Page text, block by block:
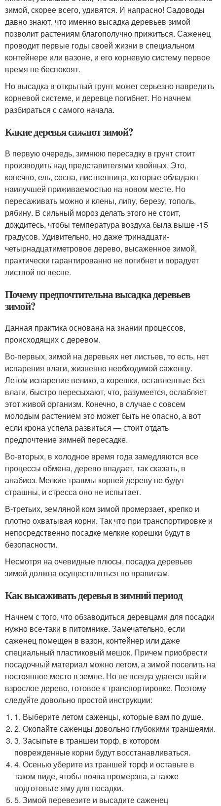
зимой, скорее всего, удивятся. И напрасно! Садоводы
давно знают, что именно высадка деревьев зимой
позволит растениям благополучно прижиться. Саженец
проводит первые годы своей жизни в специальном
контейнере или вазоне, и его корневую систему первое
время не беспокоят.
Но высадка в открытый грунт может серьезно навредить
корневой системе, и деревце погибнет. Но начнем
разбираться с самого начала.
Какие деревья сажают зимой?
В первую очередь, зимнюю пересадку в грунт стоит
производить над представителями хвойных. Это,
конечно, ель, сосна, лиственница, которые обладают
наилучшей приживаемостью на новом месте. Но
пересаживать можно и клены, липу, березу, тополь,
рябину. В сильный мороз делать этого не стоит,
дождитесь, чтобы температура воздуха была выше -15
градусов. Удивительно, но даже тринадцати-
четырнадцатиметровое дерево, высаженное зимой,
практически гарантированно не погибнет и порадует
листвой по весне.
Почему предпочтительна высадка деревьев
зимой?
Данная практика основана на знании процессов,
происходящих с деревом.
Во-первых, зимой на деревьях нет листьев, то есть, нет
испарения влаги, жизненно необходимой саженцу.
Летом испарение велико, а корешки, оставленные без
влаги, быстро пересыхают, что, разумеется, ослабляет
этот живой организм. Конечно, в случае с совсем
молодым растением это может быть не опасно, а вот
если крона успела развиться — стоит отдать
предпочтение зимней пересадке.
Во-вторых, в холодное время года замедляются все
процессы обмена, дерево впадает, так сказать, в
анабиоз. Мелкие травмы корней дереву не будут
страшны, и стресса оно не испытает.
В-третьих, земляной ком зимой промерзает, крепко и
плотно охватывая корни. Так что при транспортировке и
непосредственно посадке мелкие корешки будут в
безопасности.
Несмотря на очевидные плюсы, посадка деревьев
зимой должна осуществляться по правилам.
Как высаживать деревья в зимний период
Начнем с того, что обзаводиться деревцами для посадки
нужно все-таки в питомнике. Замечательно, если
саженец помещен в вазон, контейнер или даже
специальный пластиковый мешок. Причем приобрести
посадочный материал можно летом, а зимой поселить на
постоянное место в земле. Но не всегда удается найти
взрослое дерево, готовое к транспортировке. Поэтому
следуйте довольно простой инструкции:
1. Выберите летом саженцы, которые вам по душе.
2. Окопайте саженцы довольно глубокими траншеями.
3. Засыпьте в траншеи торф, в котором
поврежденные корни будут восстанавливаться.
4. Осенью уберите из траншей торф и оставьте в
таком виде, чтобы почва промерзла, а также
подготовьте яму для посадки.
5. Зимой перевезите и высадите саженец